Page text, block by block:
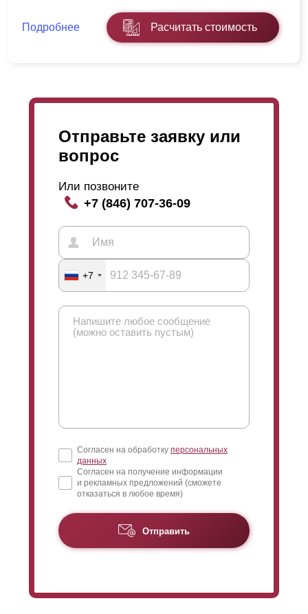
Подробнее Расчитать стоимость
Отправьте заявку или
вопрос
Или позвоните
+7 (846) 707-36-09
+7
Согласен на обработку персональных
данных
Согласен на получение информации
и рекламных предложений (сможете
отказаться в любое время)
Отправить